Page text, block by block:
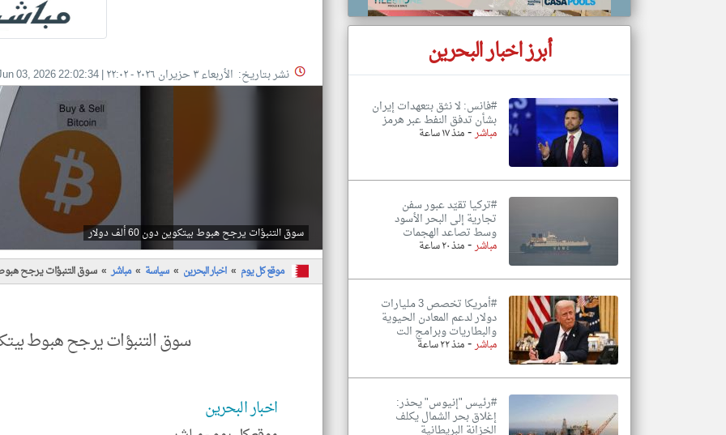
نشر بتاريخ: الأربعاء ٣ حزيران ٢٠٢٦ - ٢٢:٠٢ |
03, 2026 22:02:34
سوق التنبؤات يرجح هبوط بيتكوين دون 60 ألف دولار
موقع كل يوم اخبار البحرين سياسة مباشر سوق التنبؤات يرجح هبوط
سوق التنبؤات يرجح هبوط بيتكوين دون
اخبار البحرين
أبرز اخبار البحرين
#فانس: لا نثق بتعهدات إيران
بشأن تدفق النفط عبر هرمز
مباشر-منذ ١٧ ساعة
#تركيا تقيّد عبور سفن
تجارية إلى البحر الأسود
وسط تصاعد الهجمات
مباشر-منذ ٢٠ ساعة
#أمريكا تخصص 3 مليارات
دولار لدعم المعادن الحيوية
والبطاريات وبرامج الت
مباشر-منذ ٢٢ ساعة
#رئيس "إنيوس" يحذر:
إغلاق بحر الشمال يكلف
الخزانة البريطانية